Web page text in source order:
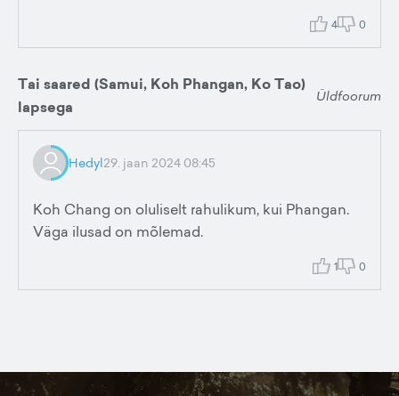
4 0
Tai saared (Samui, Koh Phangan, Ko Tao)
lapsega
Üldfoorum
Hedyl29. jaan 2024 08:45
Koh Chang on oluliselt rahulikum, kui Phangan.
Väga ilusad on mõlemad.
1 0